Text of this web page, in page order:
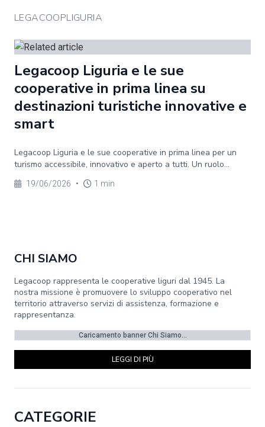
LEGACOOPLIGURIA
Legacoop Liguria e le sue
cooperative in prima linea su
destinazioni turistiche innovative e
smart
Legacoop Liguria e le sue cooperative in prima linea per un
turismo accessibile, innovativo e aperto a tutti. Un ruolo...
19/06/2026 • 1 min
CHI SIAMO
Legacoop rappresenta le cooperative liguri dal 1945. La
nostra missione è promuovere lo sviluppo cooperativo nel
territorio attraverso servizi di assistenza, formazione e
rappresentanza.
Caricamento banner Chi Siamo...
LEGGI DI PIÙ
CATEGORIE